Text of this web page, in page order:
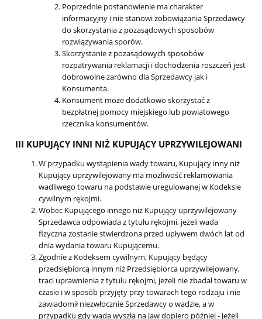
Poprzednie postanowienie ma charakter
informacyjny i nie stanowi zobowiązania Sprzedawcy
do skorzystania z pozasądowych sposobów
rozwiązywania sporów.
Skorzystanie z pozasądowych sposobów
rozpatrywania reklamacji i dochodzenia roszczeń jest
dobrowolne zarówno dla Sprzedawcy jak i
Konsumenta.
Konsument może dodatkowo skorzystać z
bezpłatnej pomocy miejskiego lub powiatowego
rzecznika konsumentów.
III KUPUJĄCY INNI NIŻ KUPUJĄCY UPRZYWILEJOWANI
W przypadku wystąpienia wady towaru, Kupujący inny niż
Kupujący uprzywilejowany ma możliwość reklamowania
wadliwego towaru na podstawie uregulowanej w Kodeksie
cywilnym rękojmi.
Wobec Kupującego innego niż Kupujący uprzywilejowany
Sprzedawca odpowiada z tytułu rękojmi, jeżeli wada
fizyczna zostanie stwierdzona przed upływem dwóch lat od
dnia wydania towaru Kupującemu.
Zgodnie z Kodeksem cywilnym, Kupujący będący
przedsiębiorcą innym niż Przedsiębiorca uprzywilejowany,
traci uprawnienia z tytułu rękojmi, jeżeli nie zbadał towaru w
czasie i w sposób przyjęty przy towarach tego rodzaju i nie
zawiadomił niezwłocznie Sprzedawcy o wadzie, a w
przypadku gdy wada wyszła na jaw dopiero później - jeżeli